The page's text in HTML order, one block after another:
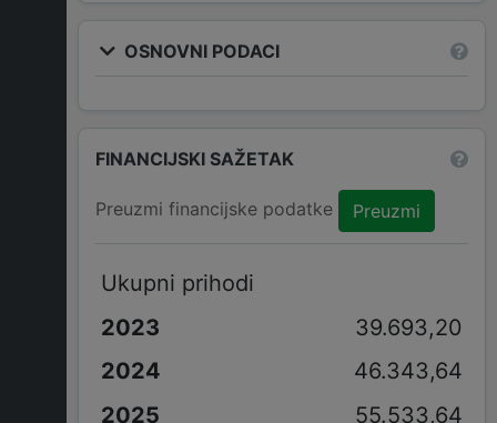
OSNOVNI PODACI
FINANCIJSKI SAŽETAK
Preuzmi financijske podatke Preuzmi
Ukupni prihodi
39.693,20
46.343,64
55.533,64